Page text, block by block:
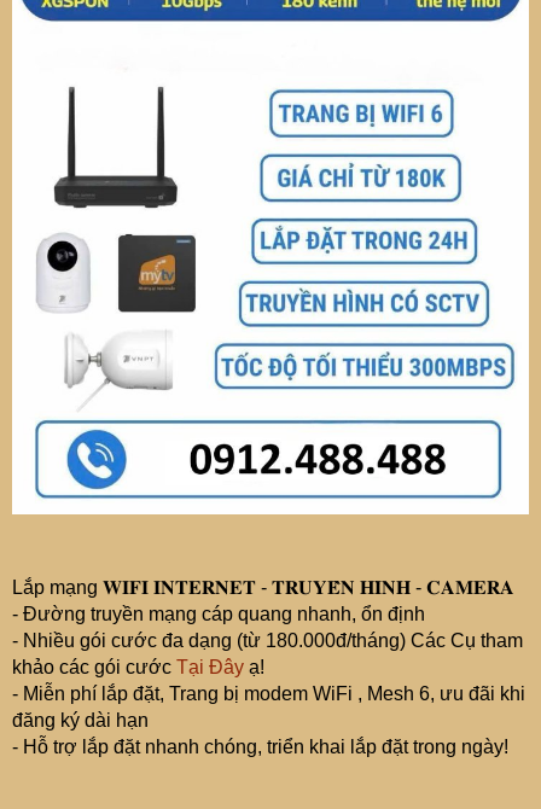
Lắp mạng 𝐖𝐈𝐅𝐈 𝐈𝐍𝐓𝐄𝐑𝐍𝐄𝐓 - 𝐓𝐑𝐔𝐘𝐄̂̀𝐍 𝐇𝐈̀𝐍𝐇 - 𝐂𝐀𝐌𝐄𝐑𝐀
- Đường truyền mạng cáp quang nhanh, ổn định
- Nhiều gói cước đa dạng (từ 180.000đ/tháng) Các Cụ tham
khảo các gói cước Tại Đây ạ!
- Miễn phí lắp đặt, Trang bị modem WiFi , Mesh 6, ưu đãi khi
đăng ký dài hạn
- Hỗ trợ lắp đặt nhanh chóng, triển khai lắp đặt trong ngày!